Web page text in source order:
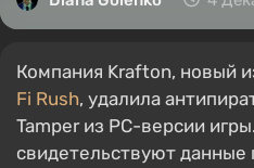
Компания Krafton, новый
Fi Rush, удалила
Tamper из PC-версии
свидетельствуют данные